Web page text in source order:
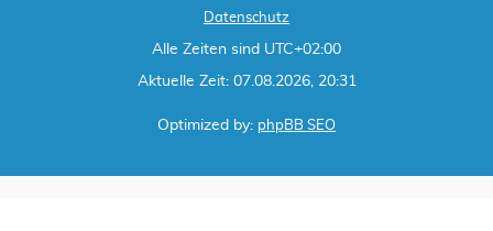
Datenschutz
Alle Zeiten sind UTC+02:00
Aktuelle Zeit: 07.08.2026, 20:31
Optimized by: phpBB SEO